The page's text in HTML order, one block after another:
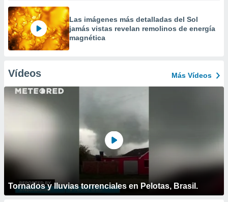
Las imágenes más detalladas del Sol
jamás vistas revelan remolinos de energía
magnética
Vídeos Más Vídeos
Tornados y lluvias torrenciales en Pelotas, Brasil.